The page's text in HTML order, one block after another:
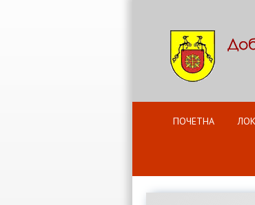
ПОЧЕТНА